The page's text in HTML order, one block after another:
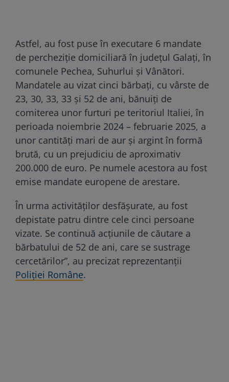
Astfel, au fost puse în executare 6 mandate
de percheziție domiciliară în județul Galați, în
comunele Pechea, Suhurlui și Vânători.
Mandatele au vizat cinci bărbați, cu vârste de
23, 30, 33, 33 și 52 de ani, bănuiți de
comiterea unor furturi pe teritoriul Italiei, în
perioada noiembrie 2024 – februarie 2025, a
unor cantități mari de aur și argint în formă
brută, cu un prejudiciu de aproximativ
200.000 de euro. Pe numele acestora au fost
emise mandate europene de arestare.
În urma activităților desfășurate, au fost
depistate patru dintre cele cinci persoane
vizate. Se continuă acțiunile de căutare a
bărbatului de 52 de ani, care se sustrage
cercetărilor”, au precizat reprezentanții
Poliției Române.